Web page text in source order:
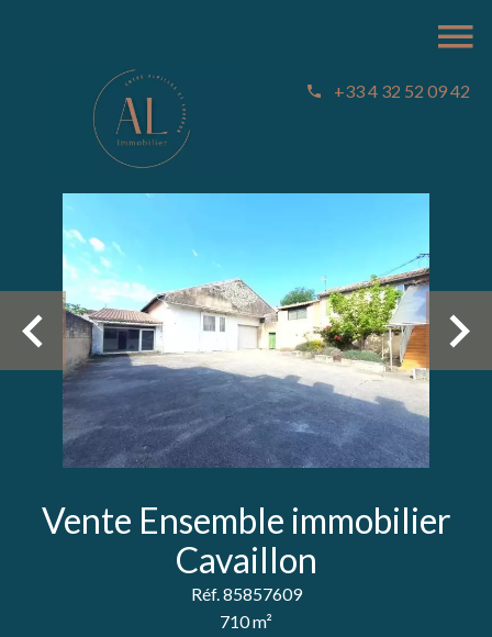
+33 4 32 52 09 42
Vente Ensemble immobilier
Cavaillon
Réf. 85857609
710 m²